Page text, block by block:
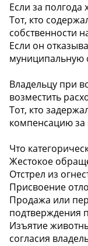
Если за полгода
Тот, кто
собственности
Если он
муниципальную
Владельцу при
возместить
Тот, кто
компенсацию за
Что
Жестокое
Отстрел из
Присвоение
Продажа или
подтверждения
Изъятие
согласия